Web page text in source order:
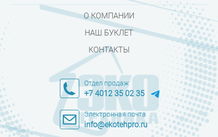
О КОМПАНИИ
НАШ БУКЛЕТ
КОНТАКТЫ
Отдел продаж
+7 4012 35 02 35
Электронная почта
info@ekotehpro.ru